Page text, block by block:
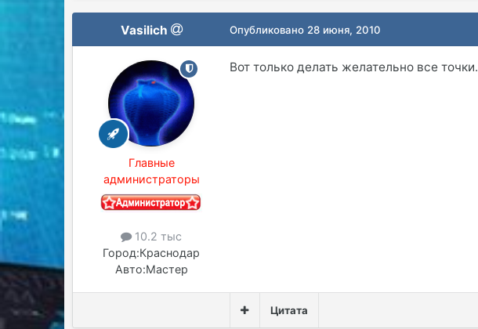
Vasilich
Главные
администраторы
10.2 тыс
Город:Краснодар
Авто:Мастер
Опубликовано 28 июня, 2010
Вот только делать желательно все точки.
Цитата